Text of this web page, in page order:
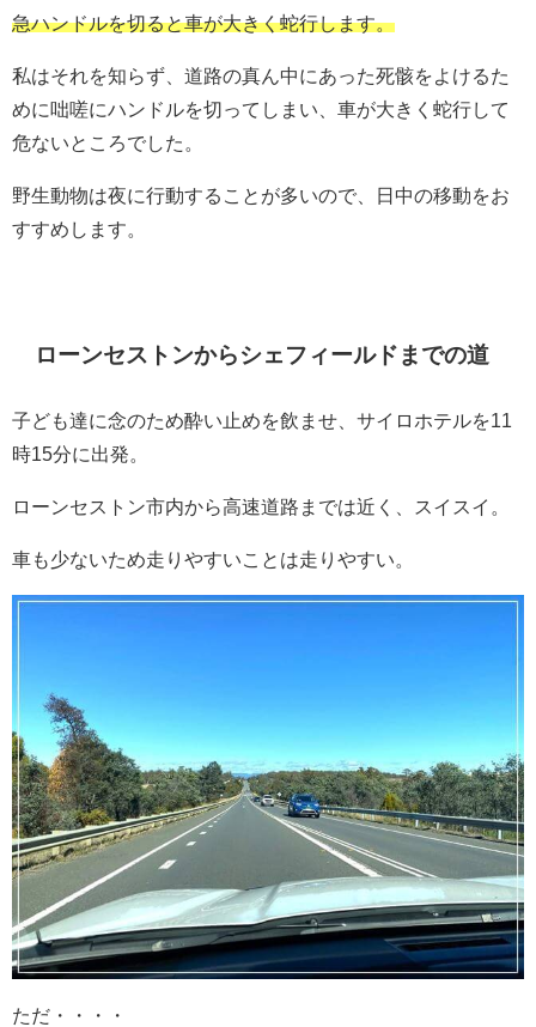
急ハンドルを切ると車が大きく蛇行します。
私はそれを知らず、道路の真ん中にあった死骸をよけるた
めに咄嗟にハンドルを切ってしまい、車が大きく蛇行して
危ないところでした。
野生動物は夜に行動することが多いので、日中の移動をお
すすめします。
ローンセストンからシェフィールドまでの道
子ども達に念のため酔い止めを飲ませ、サイロホテルを11
時15分に出発。
ローンセストン市内から高速道路までは近く、スイスイ。
車も少ないため走りやすいことは走りやすい。
ただ・・・・